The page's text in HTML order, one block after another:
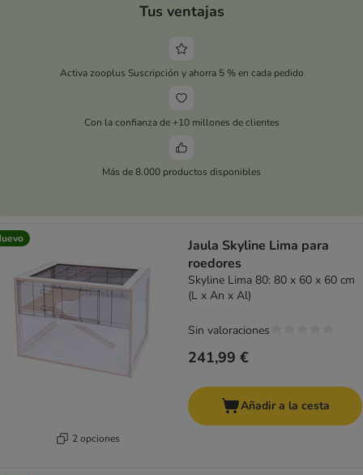
Tus ventajas
Activa zooplus Suscripción y ahorra 5 % en cada pedido
Con la confianza de +10 millones de clientes
Más de 8.000 productos disponibles
2 opciones
Jaula Skyline Lima para
roedores
Skyline Lima 80: 80 x 60 x 60 cm
(L x An x Al)
241,99 €
Sin valoraciones
Añadir a la cesta